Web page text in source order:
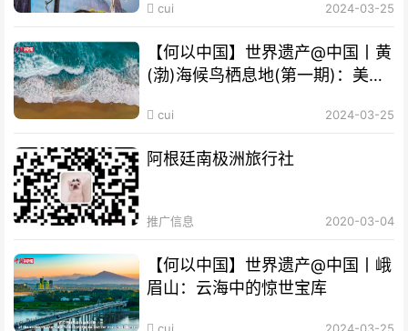
cui 2024-03-25
【何以中国】世界遗产@中国丨黄
(渤)海候鸟栖息地(第一期)：美丽
cui 2024-03-25
阿根廷南极洲旅行社
推广信息 2020-03-04
【何以中国】世界遗产@中国丨峨
眉山：云海中的惊世宝库
cui 2024-03-25